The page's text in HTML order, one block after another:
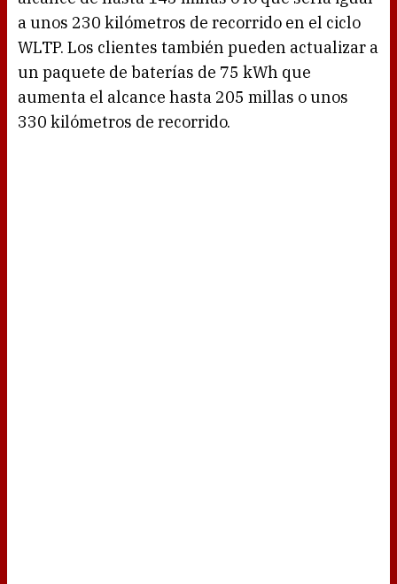
a unos 230 kilómetros de recorrido en el ciclo
WLTP. Los clientes también pueden actualizar a
un paquete de baterías de 75 kWh que
aumenta el alcance hasta 205 millas o unos
330 kilómetros de recorrido.